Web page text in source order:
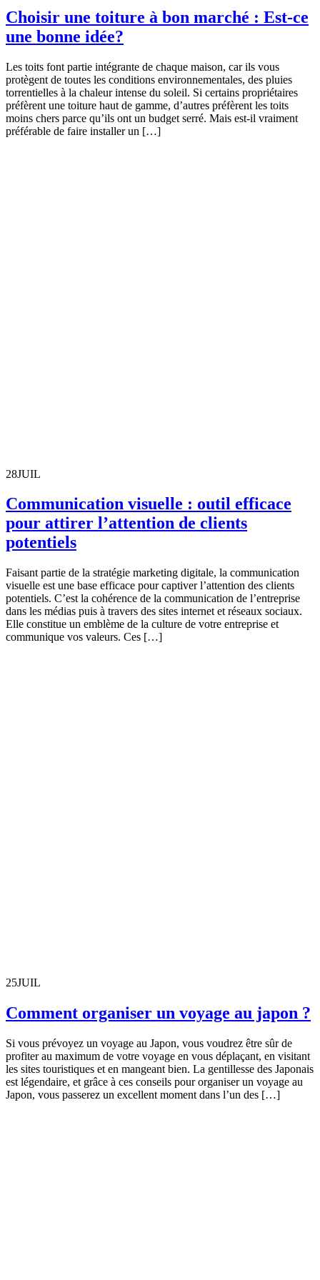
Choisir une toiture à bon marché : Est-ce
une bonne idée?
Les toits font partie intégrante de chaque maison, car ils vous
protègent de toutes les conditions environnementales, des pluies
torrentielles à la chaleur intense du soleil. Si certains propriétaires
préfèrent une toiture haut de gamme, d’autres préfèrent les toits
moins chers parce qu’ils ont un budget serré. Mais est-il vraiment
préférable de faire installer un […]
28JUIL
Communication visuelle : outil efficace
pour attirer l’attention de clients
potentiels
Faisant partie de la stratégie marketing digitale, la communication
visuelle est une base efficace pour captiver l’attention des clients
potentiels. C’est la cohérence de la communication de l’entreprise
dans les médias puis à travers des sites internet et réseaux sociaux.
Elle constitue un emblème de la culture de votre entreprise et
communique vos valeurs. Ces […]
25JUIL
Comment organiser un voyage au japon ?
Si vous prévoyez un voyage au Japon, vous voudrez être sûr de
profiter au maximum de votre voyage en vous déplaçant, en visitant
les sites touristiques et en mangeant bien. La gentillesse des Japonais
est légendaire, et grâce à ces conseils pour organiser un voyage au
Japon, vous passerez un excellent moment dans l’un des […]